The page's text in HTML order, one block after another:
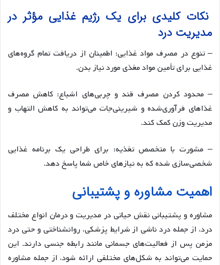
نکات کلیدی برای یک رژیم غذایی مؤثر در
مدیریت درد
– تنوع در مصرف مواد غذایی: اطمینان از دریافت تمام گروه‌های
غذایی برای تأمین مواد مغذی مورد نیاز بدن.
– محدود کردن مصرف قند و چربی‌های اشباع: کاهش مصرف
غذاهای فرآوری‌شده و شیرینی‌جات می‌تواند به کاهش التهاب و
مدیریت وزن کمک کند.
– مشورت با متخصص تغذیه: برای طراحی یک برنامه غذایی
شخصی‌سازی شده که به نیازهای خاص شما پاسخ دهد.
اهمیت مشاوره و پشتیبانی
مشاوره و پشتیبانی نقش حیاتی در مدیریت و درمان انواع مختلف
درد، از جمله درد ناشی از شرایط پزشکی، روانشناختی و حتی درد
مزمن پس از فعالیت‌های جسمانی مانند رابطه جنسی دارند. این
حمایت می‌تواند به شکل‌های مختلفی ارائه شود، از جمله مشاوره